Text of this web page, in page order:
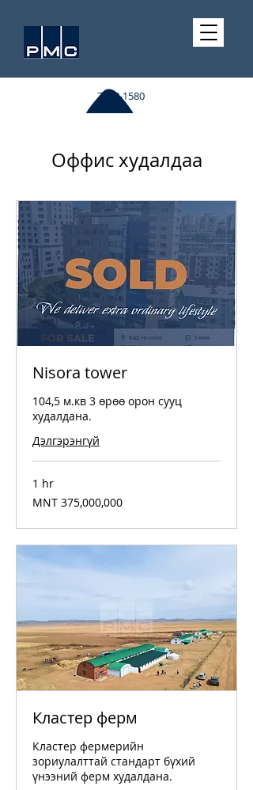
7510-1580
Оффис худалдаа
Nisora tower
104,5 м.кв 3 өрөө орон сууц
худалдана.
Дэлгэрэнгүй
1 hr
375,000,000
Mongolian
MNT 375,000,000
Кластер ферм
Кластер фермерийн
зориулалттай стандарт бүхий
үнээний ферм худалдана.